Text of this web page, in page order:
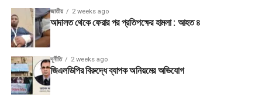
জাতীয় 2 weeks ago
আদালত থেকে ফেরার পর প্রতিপক্ষের হামলা : আহত ৪
দূর্নীতি 2 weeks ago
জিএলডিপির বিরুদ্ধে ব্যাপক অনিয়মের অভিযোগ